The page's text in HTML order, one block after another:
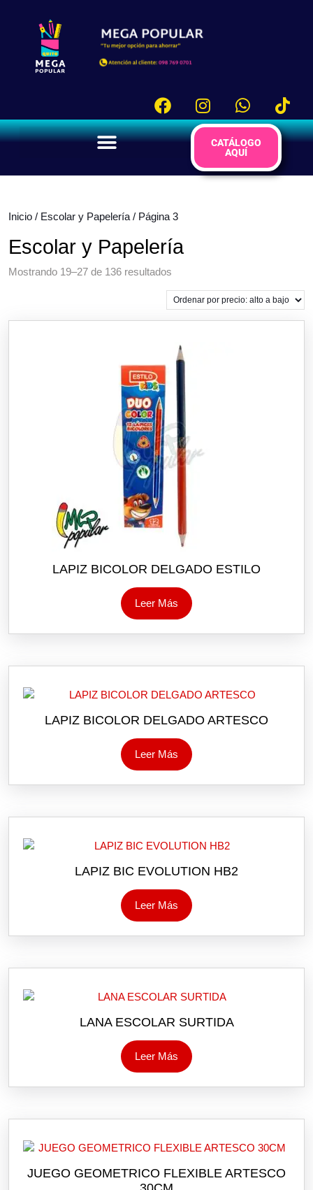
CATÁLOGO
AQUÍ
Inicio / Escolar y Papelería / Página 3
Escolar y Papelería
Mostrando 19–27 de 136 resultados
LAPIZ BICOLOR DELGADO ESTILO
Leer Más
LAPIZ BICOLOR DELGADO ARTESCO
Leer Más
LAPIZ BIC EVOLUTION HB2
Leer Más
LANA ESCOLAR SURTIDA
Leer Más
JUEGO GEOMETRICO FLEXIBLE ARTESCO